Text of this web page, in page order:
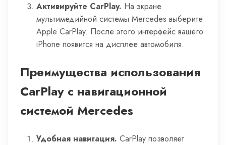
Активируйте CarPlay. На экране
мультимедийной системы Mercedes выберите
Apple CarPlay. После этого интерфейс вашего
iPhone появится на дисплее автомобиля.
Преимущества использования
CarPlay с навигационной
системой Mercedes
Удобная навигация. CarPlay позволяет